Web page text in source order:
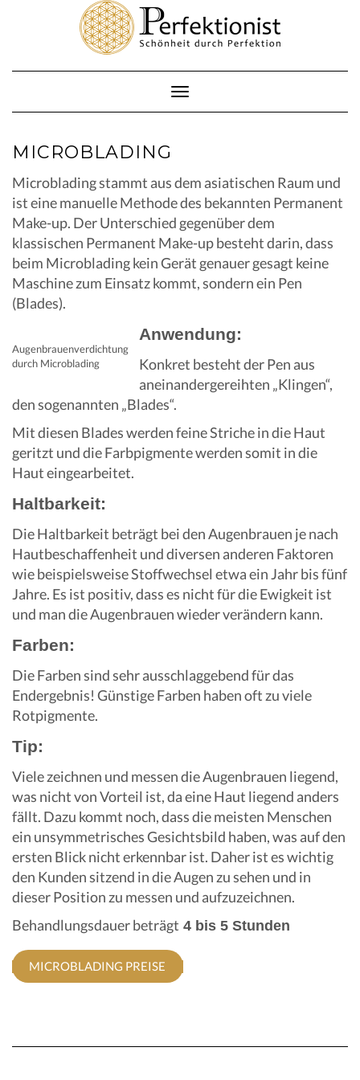
Toggle
Navigation
MICROBLADING
Microblading stammt aus dem asiatischen Raum und
ist eine manuelle Methode des bekannten Permanent
Make-up. Der Unterschied gegenüber dem
klassischen Permanent Make-up besteht darin, dass
beim Microblading kein Gerät genauer gesagt keine
Maschine zum Einsatz kommt, sondern ein Pen
(Blades).
Augenbrauenverdichtung
durch Microblading
Anwendung:
Konkret besteht der Pen aus
aneinandergereihten „Klingen“,
den sogenannten „Blades“.
Mit diesen Blades werden feine Striche in die Haut
geritzt und die Farbpigmente werden somit in die
Haut eingearbeitet.
Haltbarkeit:
Die Haltbarkeit beträgt bei den Augenbrauen je nach
Hautbeschaffenheit und diversen anderen Faktoren
wie beispielsweise Stoffwechsel etwa ein Jahr bis fünf
Jahre. Es ist positiv, dass es nicht für die Ewigkeit ist
und man die Augenbrauen wieder verändern kann.
Farben:
Die Farben sind sehr ausschlaggebend für das
Endergebnis! Günstige Farben haben oft zu viele
Rotpigmente.
Tip:
Viele zeichnen und messen die Augenbrauen liegend,
was nicht von Vorteil ist, da eine Haut liegend anders
fällt. Dazu kommt noch, dass die meisten Menschen
ein unsymmetrisches Gesichtsbild haben, was auf den
ersten Blick nicht erkennbar ist. Daher ist es wichtig
den Kunden sitzend in die Augen zu sehen und in
dieser Position zu messen und aufzuzeichnen.
Behandlungsdauer beträgt 4 bis 5 Stunden
MICROBLADING PREISE